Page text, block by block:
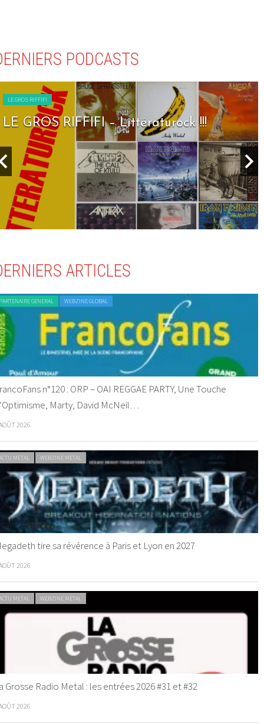
PODCASTS
LE GROS RIFFIFI
LE GROS RIFFIFI – Seven Days To Rock
ARTICLES
GENERAL WEBZINE GLOBAL
n°120 : ORP – OAI REGGAE PARTY, Une Touche
Marty, David McNeil…
2026
METAL WEBZINE METAL
tire sa révérence à Paris et Lyon en 2027
2026
METAL WEBZINE METAL
Grosse Radio Metal : les entrées 2026 #31 et #32
2026